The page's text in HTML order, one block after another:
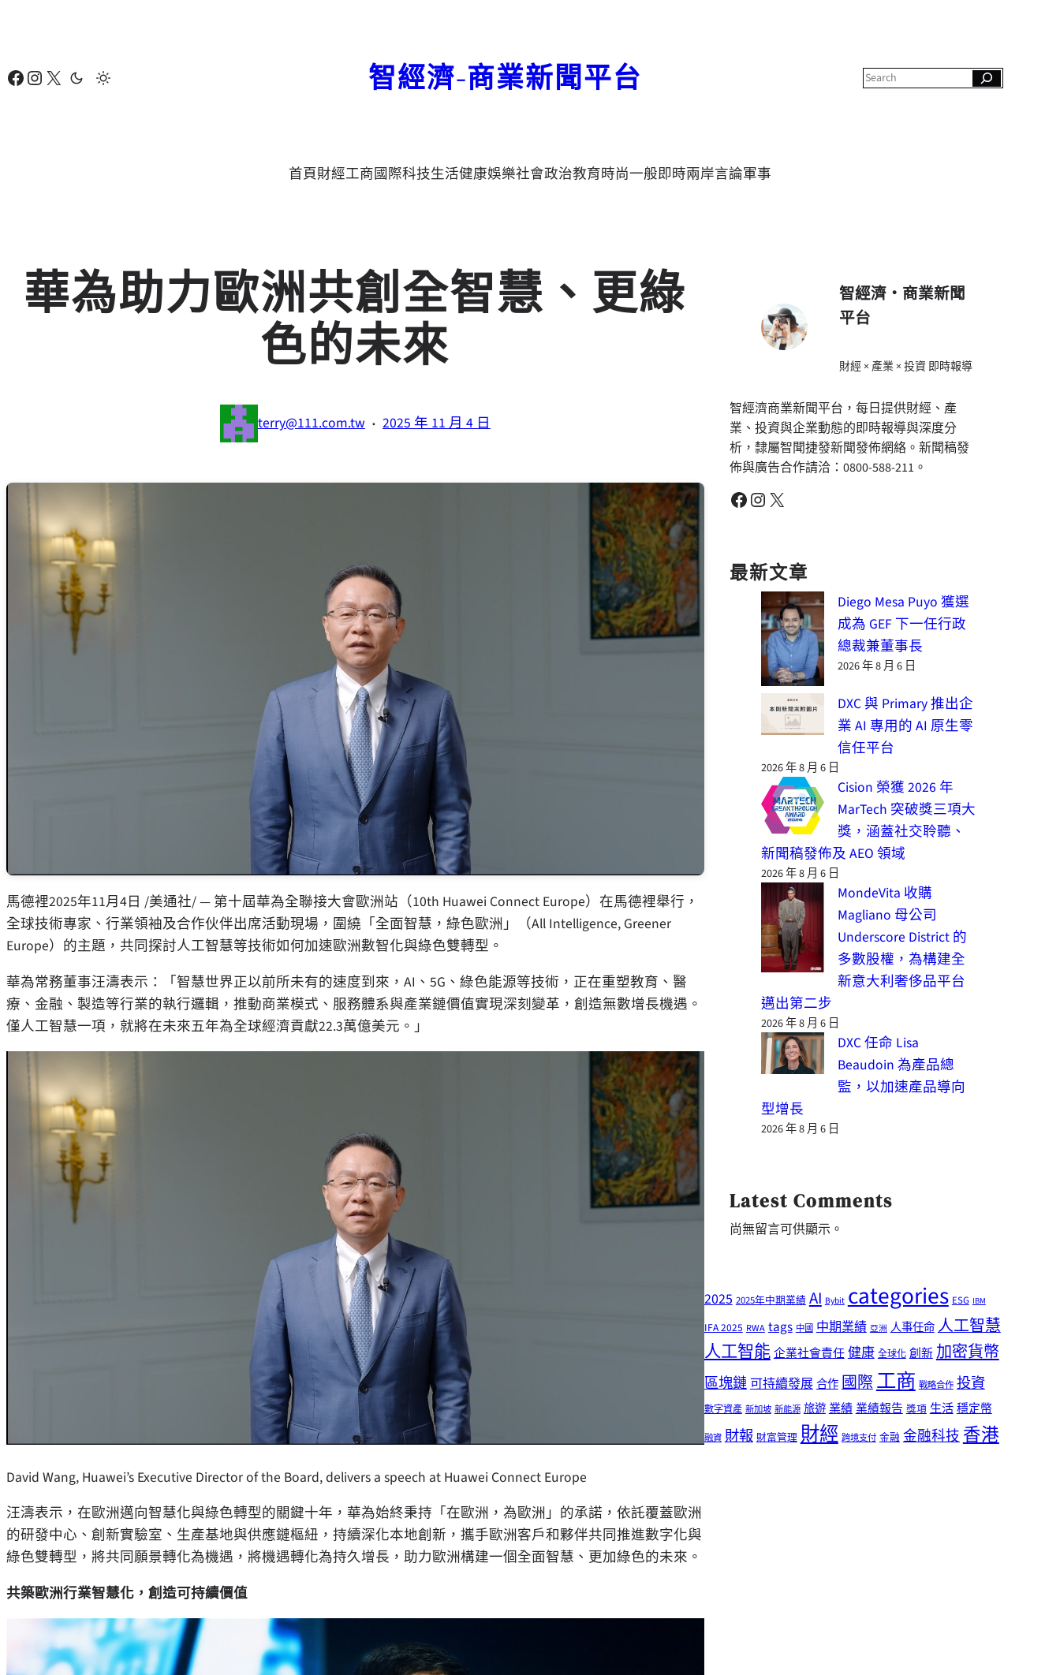
要
Facebook Instagram X 智經濟-商業新聞平台
c
首頁財經工商國際科技生活健康娛樂社會政治教育時尚一般即時兩岸言論軍事
華為助力歐洲共創全智慧、更綠
色的未來
terry@111.com.tw · 2025 年 11 月 4 日
馬德裡2025年11月4日 /美通社/ — 第十屆華為全聯接大會歐洲站（10th Huawei Connect Europe）在馬德裡舉行，
全球技術專家、行業領袖及合作伙伴出席活動現場，圍繞「全面智慧，綠色歐洲」（All Intelligence, Greener
Europe）的主題，共同探討人工智慧等技術如何加速歐洲數智化與綠色雙轉型。
華為常務董事汪濤表示：「智慧世界正以前所未有的速度到來，AI、5G、綠色能源等技術，正在重塑教育、醫
療、金融、製造等行業的執行邏輯，推動商業模式、服務體系與產業鏈價值實現深刻變革，創造無數增長機遇。
僅人工智慧一項，就將在未來五年為全球經濟貢獻22.3萬億美元。」
David Wang, Huawei’s Executive Director of the Board, delivers a speech at Huawei Connect Europe
汪濤表示，在歐洲邁向智慧化與綠色轉型的關鍵十年，華為始終秉持「在歐洲，為歐洲」的承諾，依託覆蓋歐洲
的研發中心、創新實驗室、生產基地與供應鏈樞紐，持續深化本地創新，攜手歐洲客戶和夥伴共同推進數字化與
綠色雙轉型，將共同願景轉化為機遇，將機遇轉化為持久增長，助力歐洲構建一個全面智慧、更加綠色的未來。
共築歐洲行業智慧化，創造可持續價值
智經濟・商業新聞
平台
財經 × 產業 × 投資 即時報導
智經濟商業新聞平台，每日提供財經、產
業、投資與企業動態的即時報導與深度分
析，隸屬智聞捷發新聞發佈網絡。新聞稿發
佈與廣告合作請洽：0800-588-211。
Facebook Instagram X
最新文章
Diego Mesa Puyo 獲選
成為 GEF 下一任行政
總裁兼董事長
2026 年 8 月 6 日
DXC 與 Primary 推出企
業 AI 專用的 AI 原生零
信任平台
2026 年 8 月 6 日
Cision 榮獲 2026 年
MarTech 突破獎三項大
獎，涵蓋社交聆聽、
新聞稿發佈及 AEO 領域
2026 年 8 月 6 日
MondeVita 收購
Magliano 母公司
Underscore District 的
多數股權，為構建全
新意大利奢侈品平台
邁出第二步
2026 年 8 月 6 日
DXC 任命 Lisa
Beaudoin 為產品總
監，以加速產品導向
型增長
2026 年 8 月 6 日
Latest Comments
尚無留言可供顯示。
2025 2025年中期業績 AI Bybit categories ESG IBM
IFA 2025 RWA tags 中國 中期業績 亞洲 人事任命人工智慧
人工智能企業社會責任健康 全球化 創新 加密貨幣
區塊鏈可持續發展合作國際工商 戰略合作 投資
數字資產 新加坡 新能源 旅遊業績業績報告 獎項 生活穩定幣
融資 財報 財富管理 財經 跨境支付 金融 金融科技香港